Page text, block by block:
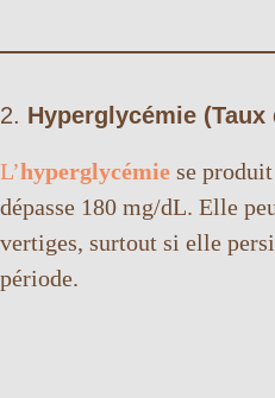
2. Hyperglycémie
L’hyperglycémie se
dépasse 180 mg/dL. Elle
vertiges, surtout si elle
période.